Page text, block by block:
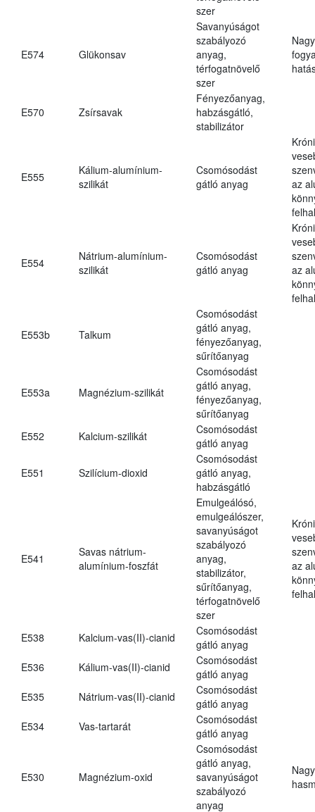
szer
E574 Glükonsav
Savanyúságot
szabályozó
anyag,
térfogatnövelő
szer
E570 Zsírsavak
Fényezőanyag,
habzásgátló,
stabilizátor
E555
Kálium-alumínium-
szilikát
Csomósodást
gátló anyag
az
E554
Nátrium-alumínium-
szilikát
Csomósodást
gátló anyag
az
E553b Talkum
Csomósodást
gátló anyag,
fényezőanyag,
sűrítőanyag
E553a Magnézium-szilikát
Csomósodást
gátló anyag,
fényezőanyag,
sűrítőanyag
E552
Kalcium-szilikát
Csomósodást
gátló anyag
E551 Szilícium-dioxid
Csomósodást
gátló anyag,
habzásgátló
E541
Savas nátrium-
alumínium-foszfát
Emulgeálósó,
emulgeálószer,
savanyúságot
szabályozó
anyag,
stabilizátor,
sűrítőanyag,
térfogatnövelő
szer
az
E538 Kalcium-vas(II)-cianid
Csomósodást
gátló anyag
E536
Kálium-vas(II)-cianid
Csomósodást
gátló anyag
E535
Nátrium-vas(II)-cianid
Csomósodást
gátló anyag
E534
Vas-tartarát
Csomósodást
gátló anyag
E530 Magnézium-oxid
Csomósodást
gátló anyag,
savanyúságot
szabályozó
anyag